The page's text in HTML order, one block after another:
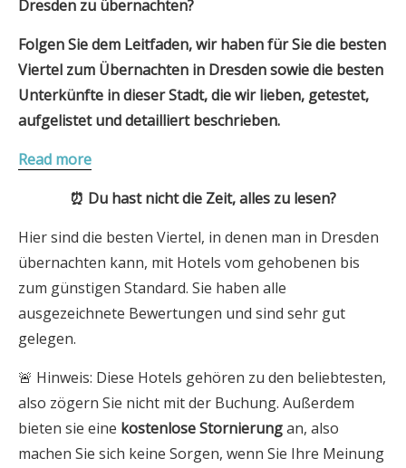
Dresden zu übernachten?
Folgen Sie dem Leitfaden, wir haben für Sie die besten
Viertel zum Übernachten in Dresden sowie die besten
Unterkünfte in dieser Stadt, die wir lieben, getestet,
aufgelistet und detailliert beschrieben.
Read more
⏰ Du hast nicht die Zeit, alles zu lesen?
Hier sind die besten Viertel, in denen man in Dresden
übernachten kann, mit Hotels vom gehobenen bis
zum günstigen Standard. Sie haben alle
ausgezeichnete Bewertungen und sind sehr gut
gelegen.
🚨 Hinweis: Diese Hotels gehören zu den beliebtesten,
also zögern Sie nicht mit der Buchung. Außerdem
bieten sie eine kostenlose Stornierungan, also
machen Sie sich keine Sorgen, wenn Sie Ihre Meinung